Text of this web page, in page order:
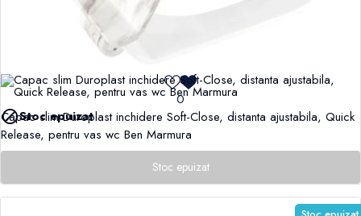
0
Stoc epuizat
Capac slim Duroplast inchidere Soft-Close, distanta ajustabila, Quick
Release, pentru vas wc Ben Marmura
Stoc epuizat